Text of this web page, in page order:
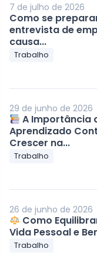
7 de julho de 2026
Como se
entrevista de
causa...
Trabalho
29 de junho de 2026
A Importância
Aprendizado
Crescer na...
Trabalho
26 de junho de 2026
Como
Vida Pessoal e
Trabalho